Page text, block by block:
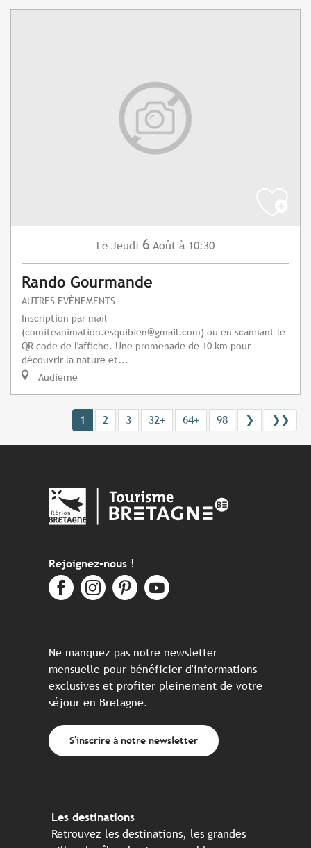
Le Jeudi 6 Août à 10:30
Rando Gourmande
AUTRES EVÈNEMENTS
Inscription par mail
(comiteanimation.esquibien@gmail.com) ou en scannant le
QR code de l'affiche. Une promenade de 10 km pour
découvrir la nature et...
Audierne
1 2 3 32+ 64+ 98 ❯ ❯❯
Rejoignez-nous !
Ne manquez pas notre newsletter
mensuelle pour bénéficier d'informations
exclusives et profiter pleinement de votre
séjour en Bretagne.
S'inscrire à notre newsletter
Les destinations
Retrouvez les destinations, les grandes